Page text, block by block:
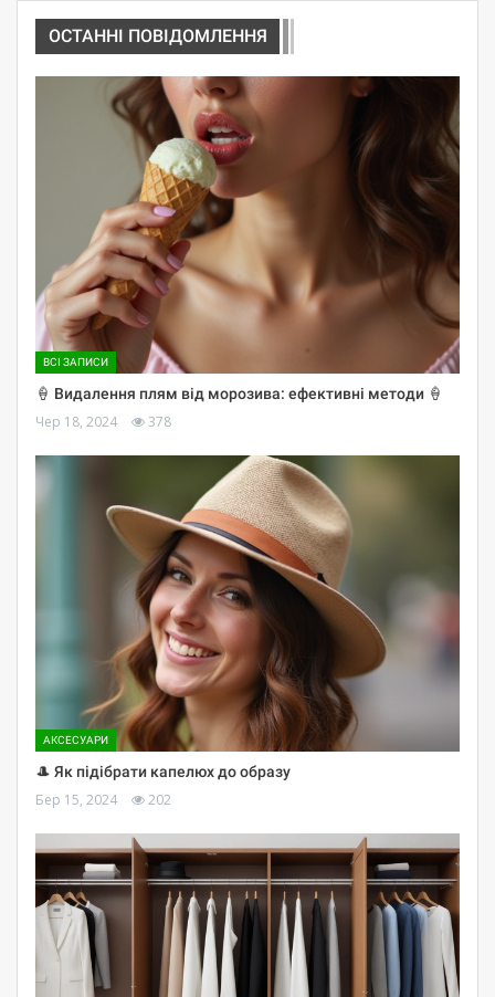
ОСТАННІ ПОВІДОМЛЕННЯ
ВСІ ЗАПИСИ
🍦 Видалення плям від морозива: ефективні методи 🍦
Чер 18, 2024 378
АКСЕСУАРИ
🎩 Як підібрати капелюх до образу
Бер 15, 2024 202